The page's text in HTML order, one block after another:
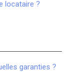
locataire ?
garanties ?